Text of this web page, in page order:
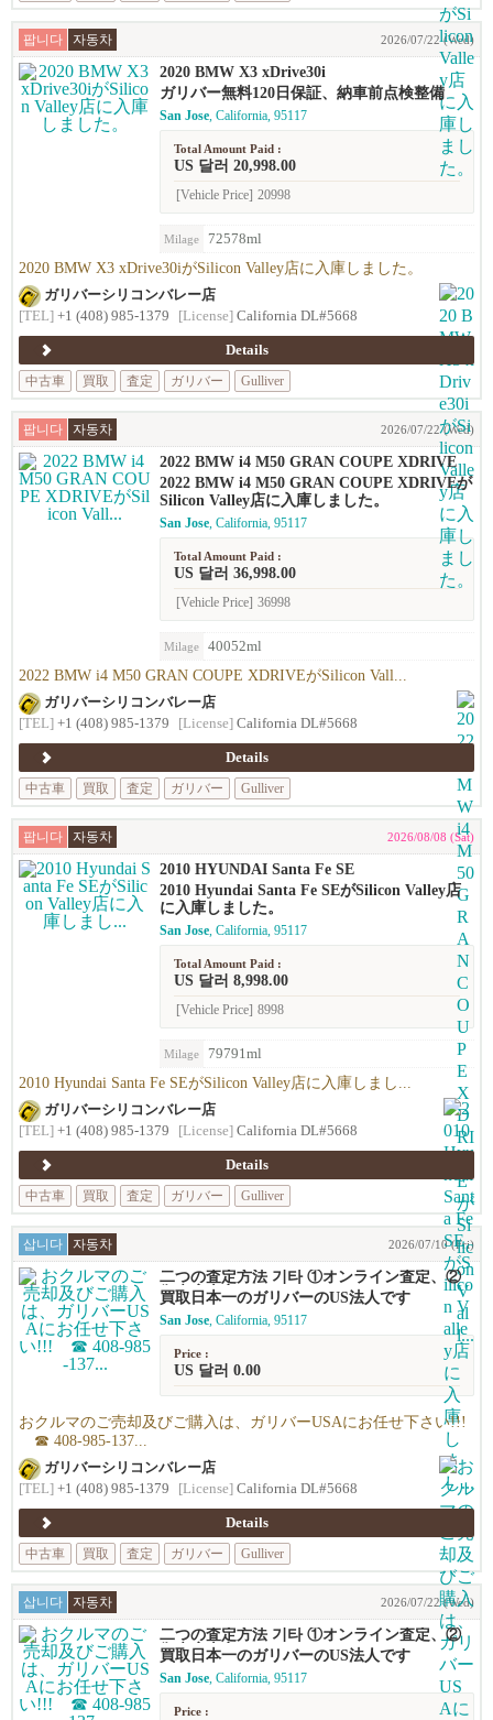
팝니다 자동차 2026/07/22 (Wed)
2020 BMW X3 xDrive30i
ガリバー無料120日保証、納車前点検整備
San Jose, California, 95117
Total Amount Paid :
US 달러 20,998.00
[Vehicle Price] 20998
Milage 72578ml
2020 BMW X3 xDrive30iがSilicon Valley店に入庫しました。
ガリバーシリコンバレー店
[TEL] +1 (408) 985-1379 [License] California DL#5668
Details
中古車
買取 査定 ガリバー Gulliver
팝니다 자동차 2026/07/22 (Wed)
2022 BMW i4 M50 GRAN COUPE XDRIVE
2022 BMW i4 M50 GRAN COUPE XDRIVEが
Silicon Valley店に入庫しました。
San Jose, California, 95117
Total Amount Paid :
US 달러 36,998.00
[Vehicle Price] 36998
Milage 40052ml
2022 BMW i4 M50 GRAN COUPE XDRIVEがSilicon Vall...
ガリバーシリコンバレー店
[TEL] +1 (408) 985-1379 [License] California DL#5668
Details
中古車
買取 査定 ガリバー Gulliver
팝니다 자동차 2026/08/08 (Sat)
2010 HYUNDAI Santa Fe SE
2010 Hyundai Santa Fe SEがSilicon Valley店
に入庫しました。
San Jose, California, 95117
Total Amount Paid :
US 달러 8,998.00
[Vehicle Price] 8998
Milage 79791ml
2010 Hyundai Santa Fe SEがSilicon Valley店に入庫しまし...
ガリバーシリコンバレー店
[TEL] +1 (408) 985-1379 [License] California DL#5668
Details
中古車
買取 査定 ガリバー Gulliver
삽니다 자동차 2026/07/10 (Fri)
二つの査定方法 기타 ①オンライン査定、②
御来店査定
買取日本一のガリバーのUS法人です
San Jose, California, 95117
Price :
US 달러 0.00
おクルマのご売却及びご購入は、ガリバーUSAにお任せ下さい!!!
☎ 408-985-137...
ガリバーシリコンバレー店
[TEL] +1 (408) 985-1379 [License] California DL#5668
Details
中古車
買取 査定 ガリバー Gulliver
삽니다 자동차 2026/07/22 (Wed)
二つの査定方法 기타 ①オンライン査定、②
御来店査定
買取日本一のガリバーのUS法人です
San Jose, California, 95117
Price :